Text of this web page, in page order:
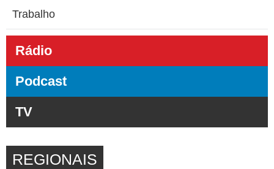
Trabalho
Rádio
Podcast
TV
REGIONAIS